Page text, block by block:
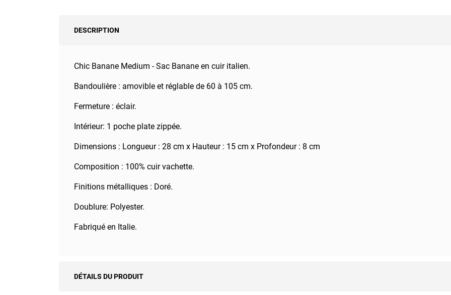
DESCRIPTION
Chic Banane Medium - Sac Banane en cuir italien.
Bandoulière : amovible et réglable de 60 à 105 cm.
Fermeture : éclair.
Intérieur: 1 poche plate zippée.
Dimensions : Longueur : 28 cm x Hauteur : 15 cm x Profondeur : 8 cm
Composition : 100% cuir vachette.
Finitions métalliques : Doré.
Doublure: Polyester.
Fabriqué en Italie.
DÉTAILS DU PRODUIT